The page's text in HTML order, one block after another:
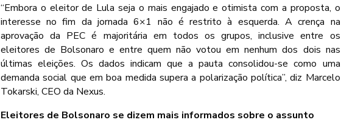
“Embora o eleitor de Lula seja o mais engajado e otimista com a proposta, o
interesse no fim da jornada 6×1 não é restrito à esquerda. A crença na
aprovação da PEC é majoritária em todos os grupos, inclusive entre os
eleitores de Bolsonaro e entre quem não votou em nenhum dos dois nas
últimas eleições. Os dados indicam que a pauta consolidou-se como uma
demanda social que em boa medida supera a polarização política”, diz Marcelo
Tokarski, CEO da Nexus.
Eleitores de Bolsonaro se dizem mais informados sobre o assunto